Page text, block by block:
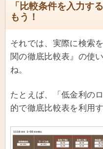
「比較条件を入力す
もう！
それでは、実際に検索
関の徹底比較表』の使
ね。
たとえば、「低金利の
的で徹底比較表を利用